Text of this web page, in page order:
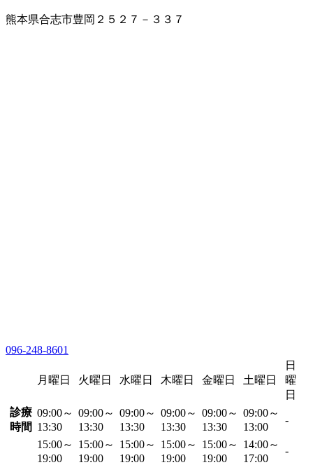
熊本県合志市豊岡２５２７－３３７
096-248-8601
月曜日 火曜日 水曜日 木曜日 金曜日 土曜日
日
曜
日
診療
時間
09:00～
13:30
09:00～
13:30
09:00～
13:30
09:00～
13:30
09:00～
13:30
09:00～
13:00
-
15:00～
19:00
15:00～
19:00
15:00～
19:00
15:00～
19:00
15:00～
19:00
14:00～
17:00
-